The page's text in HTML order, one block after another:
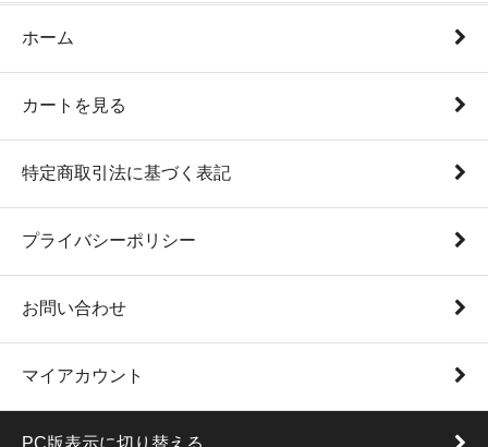
ホーム
カートを見る
特定商取引法に基づく表記
プライバシーポリシー
お問い合わせ
マイアカウント
PC版表示に切り替える